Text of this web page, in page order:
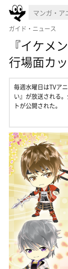
ガイド・ニュース
『イケメ
行場面カ
毎週水曜日はTVア
い』が放送される
トが公開された。